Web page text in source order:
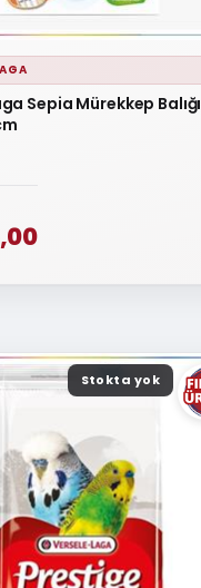
Sepia Mürekkep Balığı
Stokta yok